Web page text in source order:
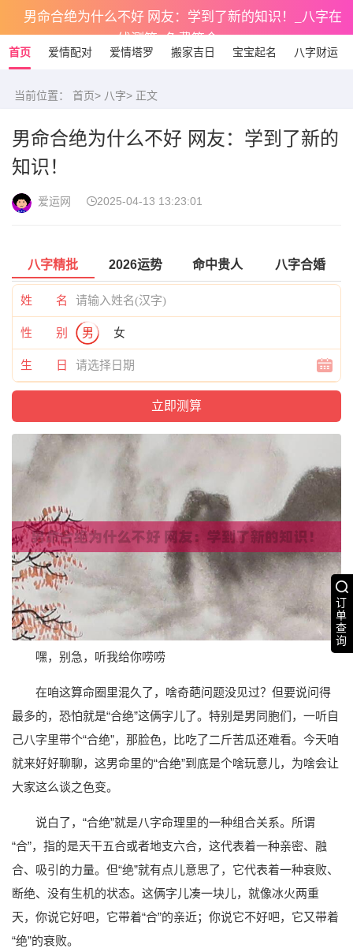
男命合绝为什么不好 网友：学到了新的知识！_八字在
线测算_免费算命
首页 爱情配对 爱情塔罗 搬家吉日 宝宝起名 八字财运
订
单
查
询
当前位置： 首页> 八字> 正文
男命合绝为什么不好 网友：学到了新的
知识！
爱运网 2025-04-13 13:23:01
八字精批 2026运势 命中贵人 八字合婚
姓 名
性 别 男 女
生 日
嘿，别急，听我给你唠唠
在咱这算命圈里混久了，啥奇葩问题没见过？但要说问得
最多的，恐怕就是“合绝”这俩字儿了。特别是男同胞们，一听自
己八字里带个“合绝”，那脸色，比吃了二斤苦瓜还难看。今天咱
就来好好聊聊，这男命里的“合绝”到底是个啥玩意儿，为啥会让
大家这么谈之色变。
说白了，“合绝”就是八字命理里的一种组合关系。所谓
“合”，指的是天干五合或者地支六合，这代表着一种亲密、融
合、吸引的力量。但“绝”就有点儿意思了，它代表着一种衰败、
断绝、没有生机的状态。这俩字儿凑一块儿，就像冰火两重
天，你说它好吧，它带着“合”的亲近；你说它不好吧，它又带着
“绝”的衰败。